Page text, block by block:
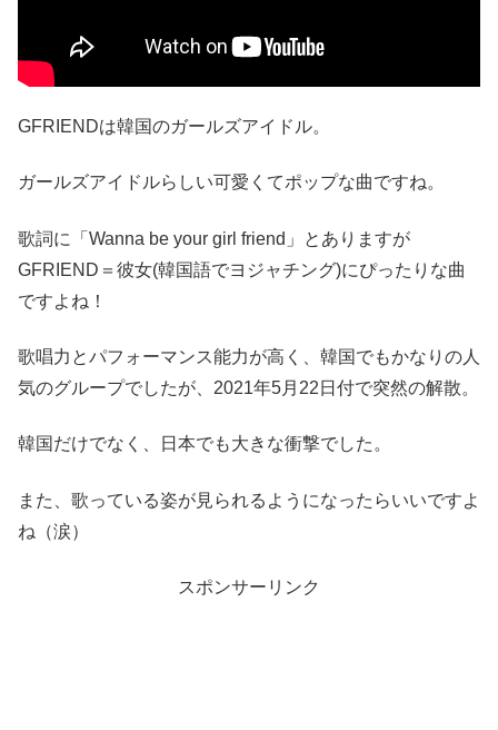
GFRIENDは韓国のガールズアイドル。
ガールズアイドルらしい可愛くてポップな曲ですね。
歌詞に「Wanna be your girl friend」とありますが
GFRIEND＝彼女(韓国語でヨジャチング)にぴったりな曲
ですよね！
歌唱力とパフォーマンス能力が高く、韓国でもかなりの人
気のグループでしたが、2021年5月22日付で突然の解散。
韓国だけでなく、日本でも大きな衝撃でした。
また、歌っている姿が見られるようになったらいいですよ
ね（涙）
スポンサーリンク